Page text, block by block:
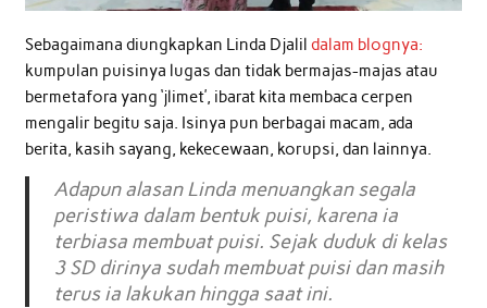
Sebagaimana diungkapkan Linda Djalil dalam blognya:
kumpulan puisinya lugas dan tidak bermajas-majas atau
bermetafora yang ‘jlimet’, ibarat kita membaca cerpen
mengalir begitu saja. Isinya pun berbagai macam, ada
berita, kasih sayang, kekecewaan, korupsi, dan lainnya.
Adapun alasan Linda menuangkan segala
peristiwa dalam bentuk puisi, karena ia
terbiasa membuat puisi. Sejak duduk di kelas
3 SD dirinya sudah membuat puisi dan masih
terus ia lakukan hingga saat ini.